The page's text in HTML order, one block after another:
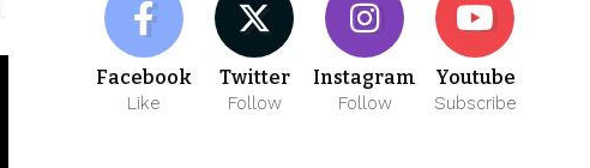
Facebook
Like
Twitter
Follow
Instagram
Follow
Youtube
Subscribe